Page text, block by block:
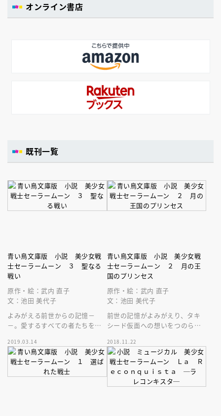
オンライン書店
既刊一覧
青い鳥文庫版 小説 美少女戦
士セーラームーン ３ 聖なる
戦い
原作・絵：武内 直子
文：池田 美代子
よみがえる前世からの記憶－
－。愛するすべての者たちを守
たちとともに聖なる戦いに挑
む！
2019.03.14
青い鳥文庫版 小説 美少女戦
士セーラームーン ２ 月の王
国のプリンセス
原作・絵：武内 直子
文：池田 美代子
前世の記憶がよみがえり、タキ
シード仮面への想いをつのらせ
ちの前に、悪の手先があらわれ
る－－。
2018.11.22